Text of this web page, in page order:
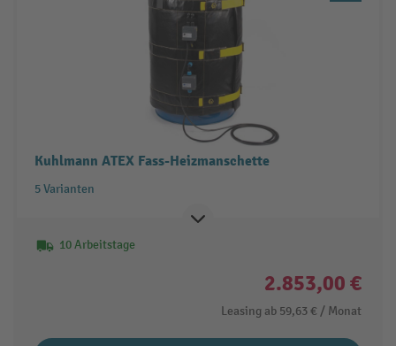
Kuhlmann ATEX Fass-Heizmanschette
5 Varianten
10 Arbeitstage
2.853,00 €
Leasing ab 59,63 € / Monat